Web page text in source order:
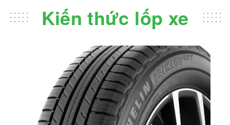
Kiến thức lốp xe